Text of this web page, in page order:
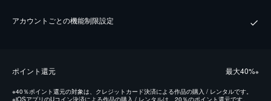
アカウントごとの機能制限設定
ポイント還元 最⼤40%※
※40％ポイント還元の対象は、クレジットカード決済による作品の購入 / レンタルです。
※iOSアプリのUコイン決済による作品の購入 / レンタルは、20％のポイント還元です。